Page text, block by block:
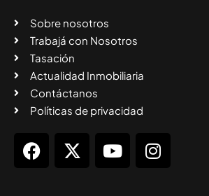
Sobre nosotros
Trabajá con Nosotros
Tasación
Actualidad Inmobiliaria
Contáctanos
Políticas de privacidad